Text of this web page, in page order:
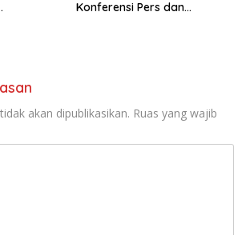
Konferensi Pers dan
akan dipublikasikan. Ruas yang wajib